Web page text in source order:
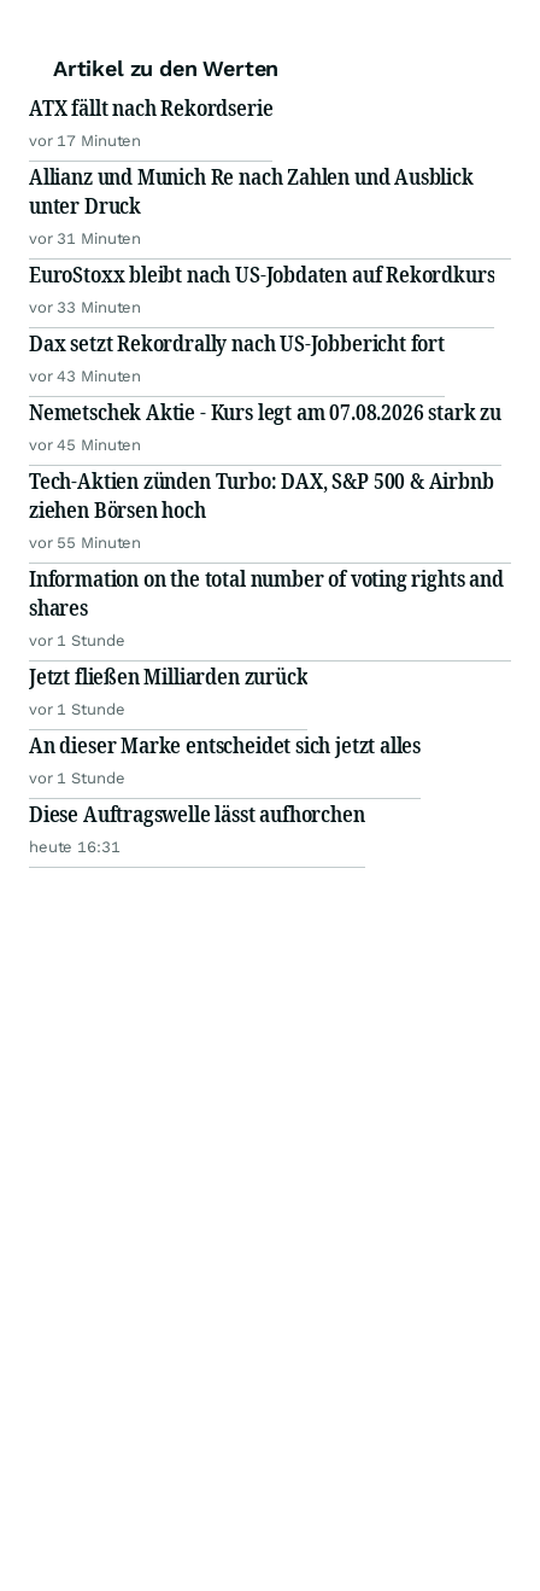
Artikel zu den Werten
ATX fällt nach Rekordserie
vor 17 Minuten
Allianz und Munich Re nach Zahlen und Ausblick
unter Druck
vor 31 Minuten
EuroStoxx bleibt nach US-Jobdaten auf Rekordkurs
vor 33 Minuten
Dax setzt Rekordrally nach US-Jobbericht fort
vor 43 Minuten
Nemetschek Aktie - Kurs legt am 07.08.2026 stark zu
vor 45 Minuten
Tech-Aktien zünden Turbo: DAX, S&P 500 & Airbnb
ziehen Börsen hoch
vor 55 Minuten
Information on the total number of voting rights and
shares
vor 1 Stunde
Jetzt fließen Milliarden zurück
vor 1 Stunde
An dieser Marke entscheidet sich jetzt alles
vor 1 Stunde
Diese Auftragswelle lässt aufhorchen
heute 16:31